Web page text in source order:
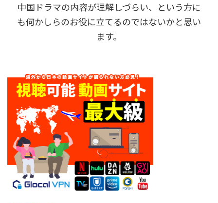
中国ドラマの内容が理解しづらい、という方に
も何かしらのお役に立てるのではないかと思い
ます。